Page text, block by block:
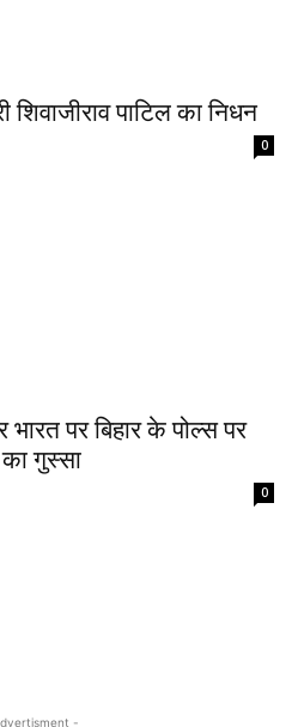
शिवाजीराव पाटिल का निधन
0
भारत पर बिहार के पोल्स पर
गुस्सा
0
-